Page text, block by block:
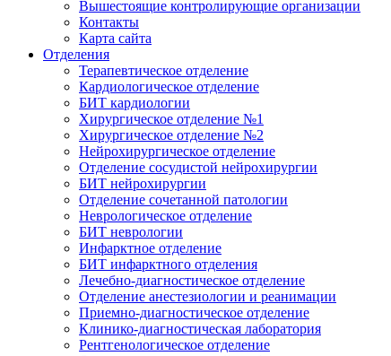
Вышестоящие контролирующие организации
Контакты
Карта сайта
Отделения
Терапевтическое отделение
Кардиологическое отделение
БИТ кардиологии
Хирургическое отделение №1
Хирургическое отделение №2
Нейрохирургическое отделение
Отделение сосудистой нейрохирургии
БИТ нейрохирургии
Отделение сочетанной патологии
Неврологическое отделение
БИТ неврологии
Инфарктное отделение
БИТ инфарктного отделения
Лечебно-диагностическое отделение
Отделение анестезиологии и реанимации
Приемно-диагностическое отделение
Клинико-диагностическая лаборатория
Рентгенологическое отделение